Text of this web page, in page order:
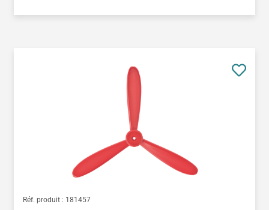
Réf. produit : 181457